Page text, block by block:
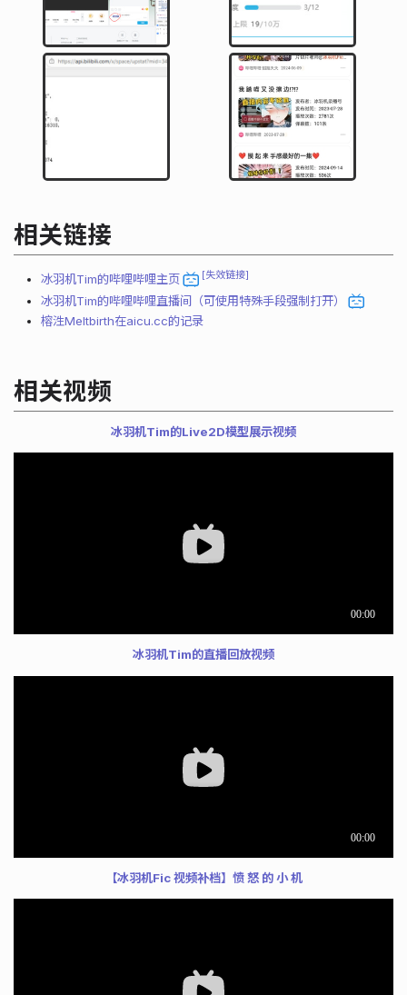
相关链接
冰羽机Tim的哔哩哔哩主页 失效链接
冰羽机Tim的哔哩哔哩直播间（可使用特殊手段强制打开）
榕泩Meltbirth在aicu.cc的记录
相关视频
冰羽机Tim的Live2D模型展示视频
冰羽机Tim的直播回放视频
【冰羽机Fic 视频补档】愤 怒 的 小 机